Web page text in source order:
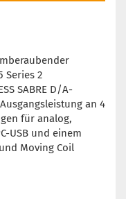
Series 2
SABRE D/A-
an 4
für analog,
USB und einem
Moving Coil